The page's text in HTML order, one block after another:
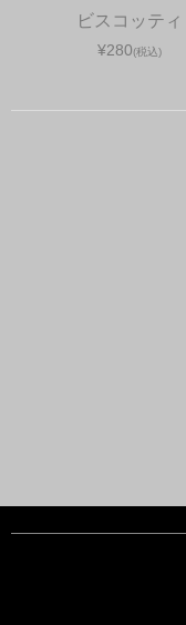
ビスコッティ
¥280(税込)